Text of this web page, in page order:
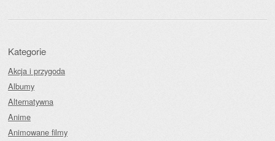
Kategorie
Akcja i przygoda
Albumy
Alternatywna
Anime
Animowane filmy